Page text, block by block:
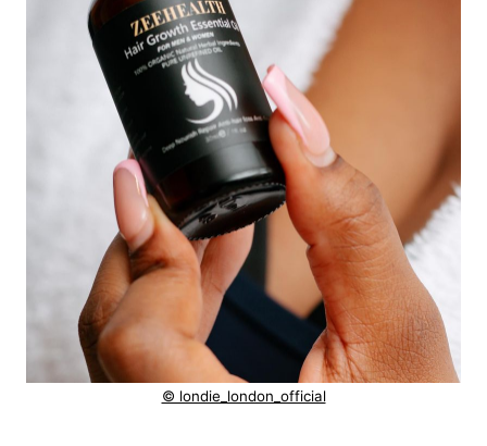
© londie_london_official